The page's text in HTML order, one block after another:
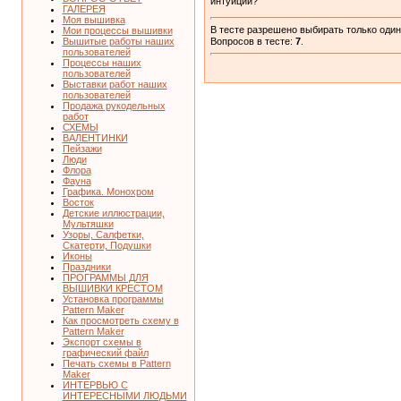
ГАЛЕРЕЯ
Моя вышивка
Мои процессы вышивки
Вышитые работы наших
пользователей
Процессы наших
пользователей
Выставки работ наших
пользователей
Продажа рукодельных
работ
СХЕМЫ
ВАЛЕНТИНКИ
Пейзажи
Люди
Флора
Фауна
Графика. Монохром
Восток
Детские иллюстрации,
Мультяшки
Узоры, Салфетки,
Скатерти, Подушки
Иконы
Праздники
ПРОГРАММЫ ДЛЯ
ВЫШИВКИ КРЕСТОМ
Установка программы
Pattern Maker
Как просмотреть схему в
Pattern Maker
Экспорт схемы в
графический файл
Печать схемы в Pattern
Maker
ИНТЕРВЬЮ С
ИНТЕРЕСНЫМИ ЛЮДЬМИ
В тесте разрешено выбирать только один
Вопросов в тесте: 7.